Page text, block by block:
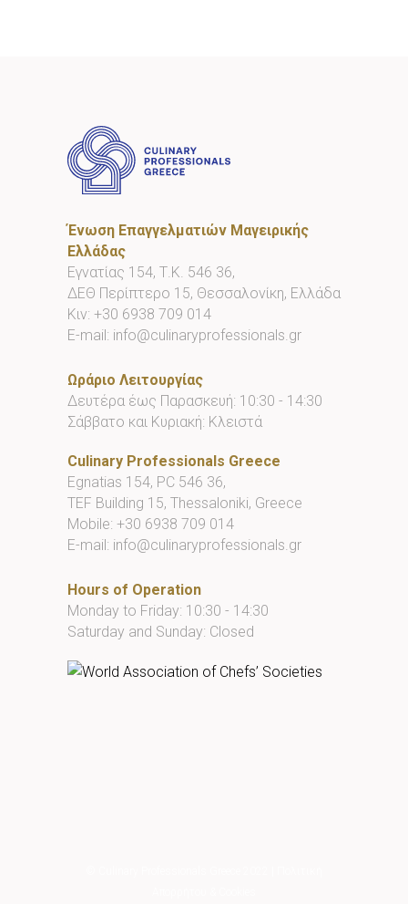
Ένωση Επαγγελματιών Μαγειρικής
Ελλάδας
Εγνατίας 154, Τ.Κ. 546 36,
ΔΕΘ Περίπτερο 15, Θεσσαλονίκη, Ελλάδα
Κιν: +30 6938 709 014
E-mail: info@culinaryprofessionals.gr
Ωράριο Λειτουργίας
Δευτέρα έως Παρασκευή: 10:30 - 14:30
Σάββατο και Κυριακή: Κλειστά
Culinary Professionals Greece
Egnatias 154, PC 546 36,
TEF Building 15, Thessaloniki, Greece
Mobile: +30 6938 709 014
E-mail: info@culinaryprofessionals.gr
Hours of Operation
Monday to Friday: 10:30 - 14:30
Saturday and Sunday: Closed